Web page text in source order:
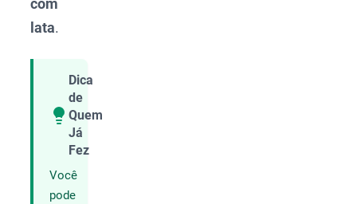
com
lata.
Dica
de
Quem
Já
Fez
Você
pode